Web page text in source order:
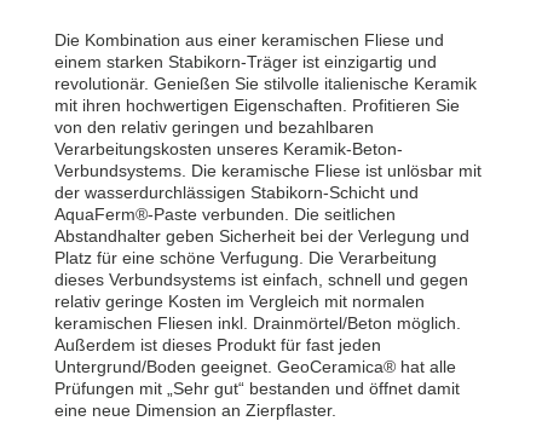
Die Kombination aus einer keramischen Fliese und
einem starken Stabikorn-Träger ist einzigartig und
revolutionär. Genießen Sie stilvolle italienische Keramik
mit ihren hochwertigen Eigenschaften. Profitieren Sie
von den relativ geringen und bezahlbaren
Verarbeitungskosten unseres Keramik-Beton-
Verbundsystems. Die keramische Fliese ist unlösbar mit
der wasserdurchlässigen Stabikorn-Schicht und
AquaFerm®-Paste verbunden. Die seitlichen
Abstandhalter geben Sicherheit bei der Verlegung und
Platz für eine schöne Verfugung. Die Verarbeitung
dieses Verbundsystems ist einfach, schnell und gegen
relativ geringe Kosten im Vergleich mit normalen
keramischen Fliesen inkl. Drainmörtel/Beton möglich.
Außerdem ist dieses Produkt für fast jeden
Untergrund/Boden geeignet. GeoCeramica® hat alle
Prüfungen mit „Sehr gut“ bestanden und öffnet damit
eine neue Dimension an Zierpflaster.